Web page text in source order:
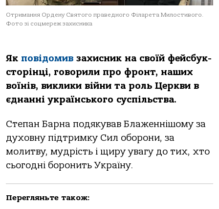
Отримання Ордену Святого праведного Філарета Милостивого.
Фото зі соцмереж захисника
Як повідомив захисник на своїй фейсбук-
сторінці, говорили про фронт, наших
воїнів, виклики війни та роль Церкви в
єднанні українського суспільства.
Степан Барна подякував Блаженнішому за
духовну підтримку Сил оборони, за
молитву, мудрість і щиру увагу до тих, хто
сьогодні боронить Україну.
Перегляньте також: